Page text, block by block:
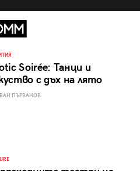
Soirée: Танци и
с дъх на лято
ПЪРВАНОВ